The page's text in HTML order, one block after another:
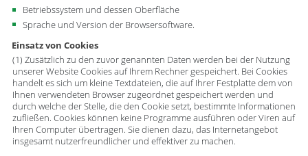
Betriebssystem und dessen Oberfläche
Sprache und Version der Browsersoftware.
Einsatz von Cookies
(1) Zusätzlich zu den zuvor genannten Daten werden bei der Nutzung
unserer Website Cookies auf Ihrem Rechner gespeichert. Bei Cookies
handelt es sich um kleine Textdateien, die auf Ihrer Festplatte dem von
Ihnen verwendeten Browser zugeordnet gespeichert werden und
durch welche der Stelle, die den Cookie setzt, bestimmte Informationen
zufließen. Cookies können keine Programme ausführen oder Viren auf
Ihren Computer übertragen. Sie dienen dazu, das Internetangebot
insgesamt nutzerfreundlicher und effektiver zu machen.